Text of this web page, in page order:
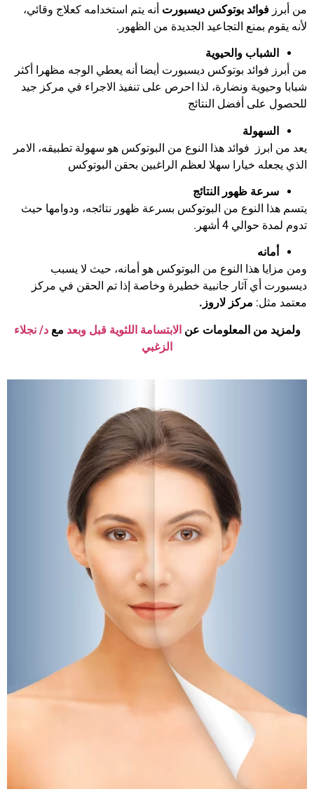
من أبرز فوائد بوتوكس ديسبورت أنه يتم استخدامه كعلاج وقائي،
لأنه يقوم بمنع التجاعيد الجديدة من الظهور.
الشباب والحيوية
من أبرز فوائد بوتوكس ديسبورت أيضا أنه يعطي الوجه مظهرا أكثر
شبابا وحيوية ونضارة، لذا احرص على تنفيذ الاجراء في مركز جيد
للحصول على أفضل النتائج
السهولة
يعد من ابرز فوائد هذا النوع من البوتوكس هو سهولة تطبيقه، الامر
الذي يجعله خيارا سهلا لعظم الراغبين بحقن البوتوكس
سرعة ظهور النتائج
يتسم هذا النوع من البوتوكس بسرعة ظهور نتائجه، ودوامها حيث
تدوم لمدة حوالي 4 أشهر.
أمانه
ومن مزايا هذا النوع من البوتوكس هو أمانه، حيث لا يسبب
ديسبورت أي آثار جانبية خطيرة وخاصة إذا تم الحقن في مركز
معتمد مثل: مركز لاروز.
ولمزيد من المعلومات عنالابتسامة اللثوية قبل وبعد معد/ نجلاء
الزغبي